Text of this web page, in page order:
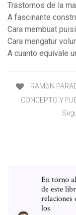
Trastornos de la
A fascinante
Cara membuat
Cara mengatur
A cuanto equivale
RAMóN
CONCEPTO Y
En torno
de este
relaciones
los